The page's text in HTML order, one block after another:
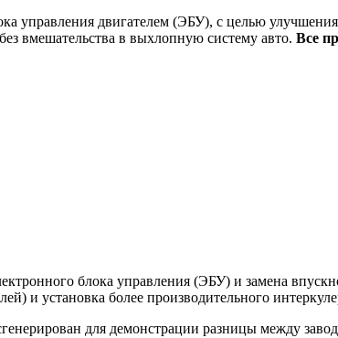
управления двигателем (ЭБУ), с целью
вмешательства в выхлопную систему авто. Все
блока управления (ЭБУ) и замена
и установка более производительного
для демонстрации разницы между